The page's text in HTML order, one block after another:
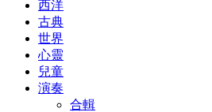
西洋
古典
世界
心靈
兒童
演奏
合輯